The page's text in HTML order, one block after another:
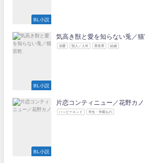
BL小説
BL小説
気高き獣と愛を知らない兎／
溺愛 獣人／人外 異世界 結婚
BL小説
片恋コンティニュー／花野カノ
ハッピーエンド 学生・学園もの